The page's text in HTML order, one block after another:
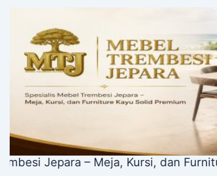
Jepara – Meja, Kursi, dan Furniture